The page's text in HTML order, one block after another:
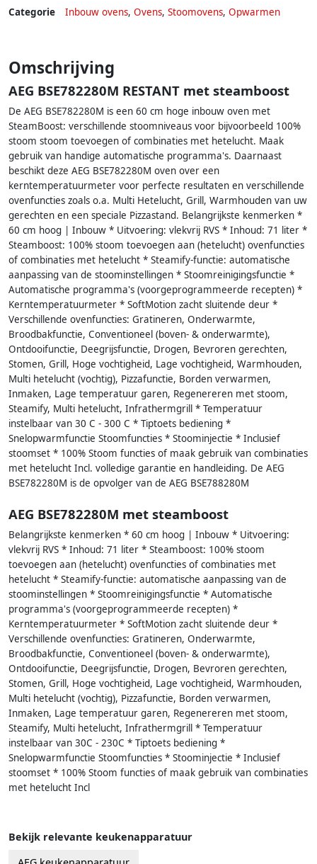
Categorie Inbouw ovens, Ovens, Stoomovens, Opwarmen
Omschrijving
AEG BSE782280M RESTANT met steamboost
De AEG BSE782280M is een 60 cm hoge inbouw oven met
SteamBoost: verschillende stoomniveaus voor bijvoorbeeld 100%
stoom stoom toevoegen of combinaties met hetelucht. Maak
gebruik van handige automatische programma's. Daarnaast
beschikt deze AEG BSE782280M oven over een
kerntemperatuurmeter voor perfecte resultaten en verschillende
ovenfuncties zoals o.a. Multi Hetelucht, Grill, Warmhouden van uw
gerechten en een speciale Pizzastand. Belangrijkste kenmerken *
60 cm hoog | Inbouw * Uitvoering: vlekvrij RVS * Inhoud: 71 liter *
Steamboost: 100% stoom toevoegen aan (hetelucht) ovenfuncties
of combinaties met hetelucht * Steamify-functie: automatische
aanpassing van de stoominstellingen * Stoomreinigingsfunctie *
Automatische programma's (voorgeprogrammeerde recepten) *
Kerntemperatuurmeter * SoftMotion zacht sluitende deur *
Verschillende ovenfuncties: Gratineren, Onderwarmte,
Broodbakfunctie, Conventioneel (boven- & onderwarmte),
Ontdooifunctie, Deegrijsfunctie, Drogen, Bevroren gerechten,
Stomen, Grill, Hoge vochtigheid, Lage vochtigheid, Warmhouden,
Multi hetelucht (vochtig), Pizzafunctie, Borden verwarmen,
Inmaken, Lage temperatuur garen, Regenereren met stoom,
Steamify, Multi hetelucht, Infrathermgrill * Temperatuur
instelbaar van 30 C - 300 C * Tiptoets bediening *
Snelopwarmfunctie Stoomfuncties * Stoominjectie * Inclusief
stoomset * 100% Stoom functies of maak gebruik van combinaties
met hetelucht Incl. volledige garantie en handleiding. De AEG
BSE782280M is de opvolger van de AEG BSE788280M
AEG BSE782280M met steamboost
Belangrijkste kenmerken * 60 cm hoog | Inbouw * Uitvoering:
vlekvrij RVS * Inhoud: 71 liter * Steamboost: 100% stoom
toevoegen aan (hetelucht) ovenfuncties of combinaties met
hetelucht * Steamify-functie: automatische aanpassing van de
stoominstellingen * Stoomreinigingsfunctie * Automatische
programma's (voorgeprogrammeerde recepten) *
Kerntemperatuurmeter * SoftMotion zacht sluitende deur *
Verschillende ovenfuncties: Gratineren, Onderwarmte,
Broodbakfunctie, Conventioneel (boven- & onderwarmte),
Ontdooifunctie, Deegrijsfunctie, Drogen, Bevroren gerechten,
Stomen, Grill, Hoge vochtigheid, Lage vochtigheid, Warmhouden,
Multi hetelucht (vochtig), Pizzafunctie, Borden verwarmen,
Inmaken, Lage temperatuur garen, Regenereren met stoom,
Steamify, Multi hetelucht, Infrathermgrill * Temperatuur
instelbaar van 30C - 230C * Tiptoets bediening *
Snelopwarmfunctie Stoomfuncties * Stoominjectie * Inclusief
stoomset * 100% Stoom functies of maak gebruik van combinaties
met hetelucht Incl
Bekijk relevante keukenapparatuur